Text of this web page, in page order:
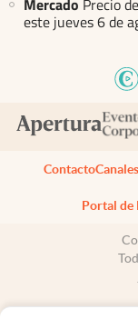
este jueves 6 de
Contacto
Portal de